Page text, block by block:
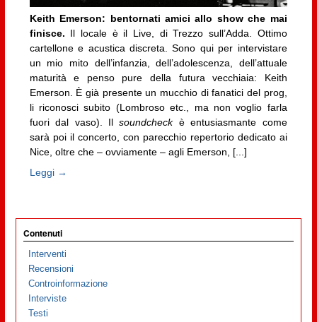
Keith Emerson: bentornati amici allo show che mai
finisce. Il locale è il Live, di Trezzo sull’Adda. Ottimo
cartellone e acustica discreta. Sono qui per intervistare
un mio mito dell’infanzia, dell’adolescenza, dell’attuale
maturità e penso pure della futura vecchiaia: Keith
Emerson. È già presente un mucchio di fanatici del prog,
li riconosci subito (Lombroso etc., ma non voglio farla
fuori dal vaso). Ilsoundcheckè entusiasmante come
sarà poi il concerto, con parecchio repertorio dedicato ai
Nice, oltre che – ovviamente – agli Emerson, [...]
Leggi →
Contenuti
Interventi
Recensioni
Controinformazione
Interviste
Testi